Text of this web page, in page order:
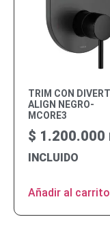
TRIM CON
ALIGN NEGRO-
MCORE3
$ 1.200.000
INCLUIDO
Añadir al carrito